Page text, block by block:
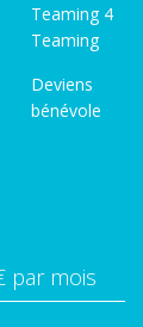
Teaming 4
Teaming
Deviens
bénévole
par mois